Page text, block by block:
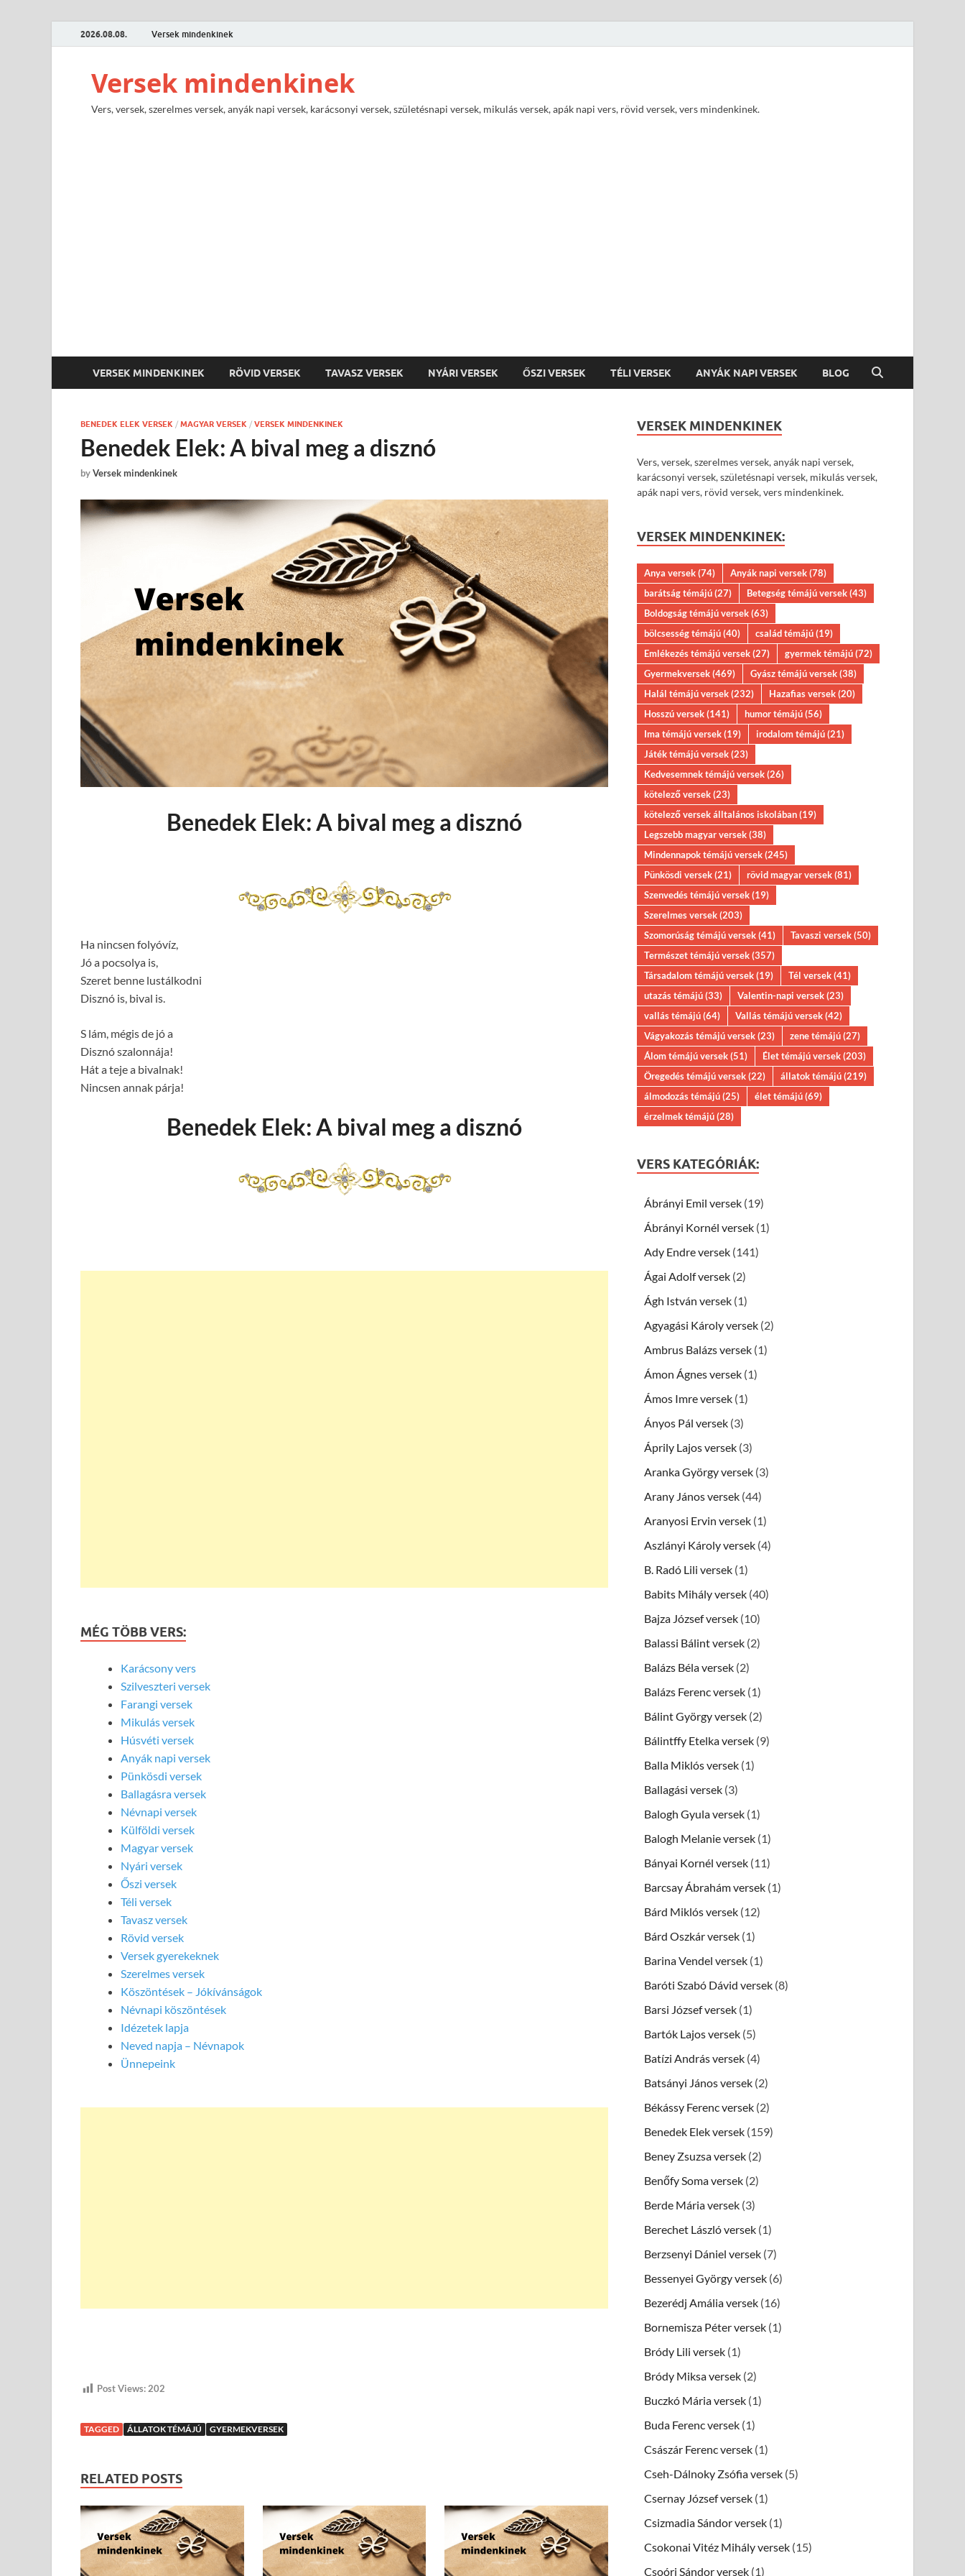
2026.08.08. Versek mindenkinek
Versek mindenkinek
Vers, versek, szerelmes versek, anyák napi versek, karácsonyi versek, születésnapi versek, mikulás versek, apák napi vers, rövid versek, vers mindenkinek.
VERSEK MINDENKINEK RÖVID VERSEK TAVASZ VERSEK NYÁRI VERSEK ŐSZI VERSEK TÉLI VERSEK ANYÁK NAPI VERSEK BLOG
BENEDEK ELEK VERSEK / MAGYAR VERSEK / VERSEK MINDENKINEK
Benedek Elek: A bival meg a disznó
byVersek mindenkinek
Benedek Elek: A bival meg a disznó
Ha nincsen folyóvíz,
Jó a pocsolya is,
Szeret benne lustálkodni
Disznó is, bival is.
S lám, mégis de jó a
Disznó szalonnája!
Hát a teje a bivalnak!
Nincsen annak párja!
Benedek Elek: A bival meg a disznó
MÉG TÖBB VERS:
Karácsony vers
Szilveszteri versek
Farangi versek
Mikulás versek
Húsvéti versek
Anyák napi versek
Pünkösdi versek
Ballagásra versek
Névnapi versek
Külföldi versek
Magyar versek
Nyári versek
Őszi versek
Téli versek
Tavasz versek
Rövid versek
Versek gyerekeknek
Szerelmes versek
Köszöntések – Jókívánságok
Névnapi köszöntések
Idézetek lapja
Neved napja – Névnapok
Ünnepeink
Post Views: 202
TAGGED ÁLLATOK TÉMÁJÚ GYERMEKVERSEK
RELATED POSTS
VERSEK MINDENKINEK
Vers, versek, szerelmes versek, anyák napi versek,
karácsonyi versek, születésnapi versek, mikulás versek,
apák napi vers, rövid versek, vers mindenkinek.
VERSEK MINDENKINEK:
Anya versek(74) Anyák napi versek(78)
barátság témájú(27) Betegség témájú versek(43)
Boldogság témájú versek(63)
bölcsesség témájú(40) család témájú(19)
Emlékezés témájú versek(27) gyermek témájú(72)
Gyermekversek(469) Gyász témájú versek(38)
Halál témájú versek(232) Hazafias versek(20)
Hosszú versek(141) humor témájú(56)
Ima témájú versek(19) irodalom témájú(21)
Játék témájú versek(23)
Kedvesemnek témájú versek(26)
kötelező versek(23)
kötelező versek álltalános iskolában(19)
Legszebb magyar versek(38)
Mindennapok témájú versek(245)
Pünkösdi versek(21) rövid magyar versek(81)
Szenvedés témájú versek(19)
Szerelmes versek(203)
Szomorúság témájú versek(41) Tavaszi versek(50)
Természet témájú versek(357)
Társadalom témájú versek(19) Tél versek(41)
utazás témájú(33) Valentin-napi versek(23)
vallás témájú(64) Vallás témájú versek(42)
Vágyakozás témájú versek(23) zene témájú(27)
Álom témájú versek(51) Élet témájú versek(203)
Öregedés témájú versek(22) állatok témájú(219)
álmodozás témájú(25) élet témájú(69)
érzelmek témájú(28)
VERS KATEGÓRIÁK:
Ábrányi Emil versek (19)
Ábrányi Kornél versek (1)
Ady Endre versek (141)
Ágai Adolf versek (2)
Ágh István versek (1)
Agyagási Károly versek (2)
Ambrus Balázs versek (1)
Ámon Ágnes versek (1)
Ámos Imre versek (1)
Ányos Pál versek (3)
Áprily Lajos versek (3)
Aranka György versek (3)
Arany János versek (44)
Aranyosi Ervin versek (1)
Aszlányi Károly versek (4)
B. Radó Lili versek (1)
Babits Mihály versek (40)
Bajza József versek (10)
Balassi Bálint versek (2)
Balázs Béla versek (2)
Balázs Ferenc versek (1)
Bálint György versek (2)
Bálintffy Etelka versek (9)
Balla Miklós versek (1)
Ballagási versek (3)
Balogh Gyula versek (1)
Balogh Melanie versek (1)
Bányai Kornél versek (11)
Barcsay Ábrahám versek (1)
Bárd Miklós versek (12)
Bárd Oszkár versek (1)
Barina Vendel versek (1)
Baróti Szabó Dávid versek (8)
Barsi József versek (1)
Bartók Lajos versek (5)
Batízi András versek (4)
Batsányi János versek (2)
Békássy Ferenc versek (2)
Benedek Elek versek (159)
Beney Zsuzsa versek (2)
Benőfy Soma versek (2)
Berde Mária versek (3)
Berechet László versek (1)
Berzsenyi Dániel versek (7)
Bessenyei György versek (6)
Bezerédj Amália versek (16)
Bornemisza Péter versek (1)
Bródy Lili versek (1)
Bródy Miksa versek (2)
Buczkó Mária versek (1)
Buda Ferenc versek (1)
Császár Ferenc versek (1)
Cseh-Dálnoky Zsófia versek (5)
Csernay József versek (1)
Csizmadia Sándor versek (1)
Csokonai Vitéz Mihály versek (15)
Csoóri Sándor versek (1)